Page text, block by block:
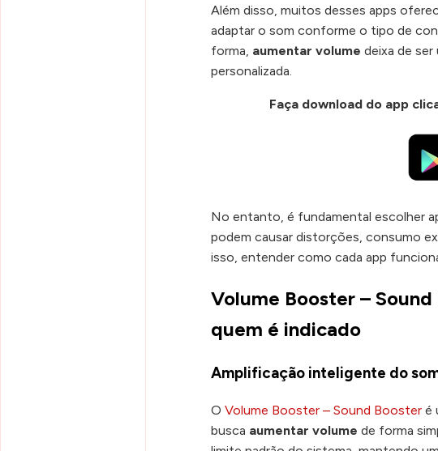
Além disso, muitos desses apps
adaptar o som conforme o tipo de
forma, aumentar volume deixa de ser
personalizada.
Faça download do app
No entanto, é fundamental escolher
podem causar distorções, consumo
isso, entender como cada app
Volume Booster –
quem é indicado
Amplificação inteligente do
O Volume Booster – Sound Booster é
busca aumentar volume de forma